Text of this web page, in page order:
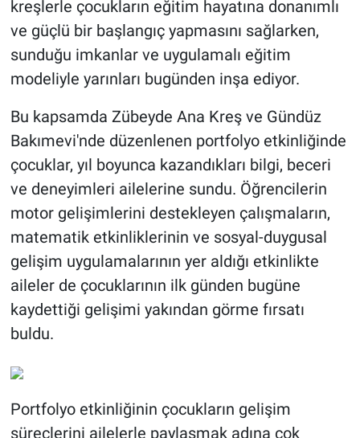
kreşlerle çocukların eğitim hayatına donanımlı
ve güçlü bir başlangıç yapmasını sağlarken,
sunduğu imkanlar ve uygulamalı eğitim
modeliyle yarınları bugünden inşa ediyor.
Bu kapsamda Zübeyde Ana Kreş ve Gündüz
Bakımevi'nde düzenlenen portfolyo etkinliğinde
çocuklar, yıl boyunca kazandıkları bilgi, beceri
ve deneyimleri ailelerine sundu. Öğrencilerin
motor gelişimlerini destekleyen çalışmaların,
matematik etkinliklerinin ve sosyal-duygusal
gelişim uygulamalarının yer aldığı etkinlikte
aileler de çocuklarının ilk günden bugüne
kaydettiği gelişimi yakından görme fırsatı
buldu.
Portfolyo etkinliğinin çocukların gelişim
süreçlerini ailelerle paylaşmak adına çok